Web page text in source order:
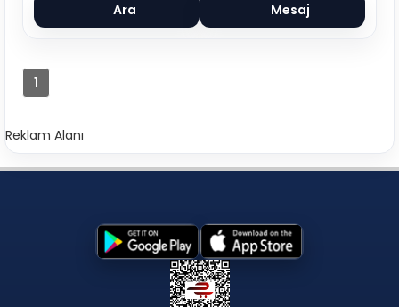
Ara Mesaj
1
Reklam Alanı